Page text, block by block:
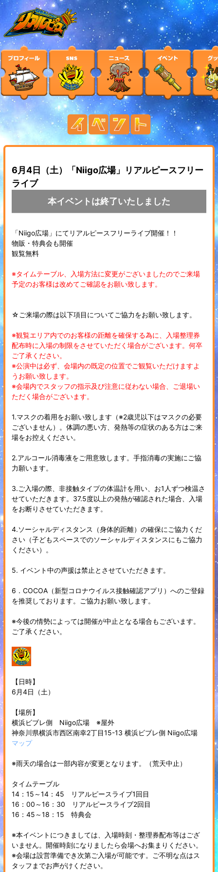
6月4日（土）「Niigo広場」リアルピースフリー
ライブ
本イベントは終了いたしました
「Niigo広場」にてリアルピースフリーライブ開催！！
物販・特典会も開催
観覧無料
※タイムテーブル、入場方法に変更がございましたのでご来場
予定のお客様は改めてご確認をお願い致します。
☆ご来場の際は以下項目についてご協力をお願い致します。
※観覧エリア内でのお客様の距離を確保する為に、入場整理券
配布時に入場の制限をさせていただく場合がございます。何卒
ご了承ください。
※公演中は必ず、会場内の既定の位置でご観覧いただけますよ
うお願い致します。
※会場内でスタッフの指示及び注意に従わない場合、ご退場い
ただく場合がございます。
1.マスクの着用をお願い致します（※2歳児以下はマスクの必要
ございません）。体調の悪い方、発熱等の症状のある方はご来
場をお控えください。
2.アルコール消毒液をご用意致します。手指消毒の実施にご協
力願います。
3.ご入場の際、非接触タイプの体温計を用い、お1人ずつ検温さ
せていただきます。37.5度以上の発熱が確認された場合、入場
をお断りさせていただきます。
4.ソーシャルディスタンス（身体的距離）の確保にご協力くだ
さい（子どもスペースでのソーシャルディスタンスにもご協力
ください）。
5. イベント中の声援は禁止とさせていただきます。
6．COCOA（新型コロナウイルス接触確認アプリ）へのご登録
を推奨しております。ご協力お願い致します。
※今後の情勢によっては開催が中止となる場合もございます。
ご了承ください。
【日時】
6月4日（土）
【場所】
横浜ビブレ側 Niigo広場 ※屋外
神奈川県横浜市西区南幸2丁目15-13 横浜ビブレ側 Niigo広場
マップ
※雨天の場合は一部内容が変更となります。（荒天中止）
タイムテーブル
14：15～14：45 リアルピースライブ1回目
16：00～16：30 リアルピースライブ2回目
16：45～18：15 特典会
※本イベントにつきましては、入場時刻・整理券配布等はござ
いません。開催時刻になりましたら会場へお集まりください。
※会場は設営準備でき次第ご入場が可能です。ご不明な点はス
タッフまでお声がけください。